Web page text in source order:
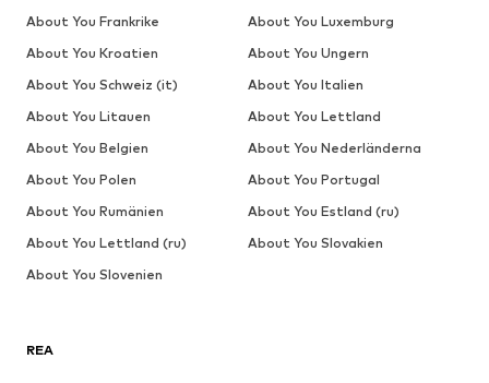
REA
About You Frankrike
About You Luxemburg
About You Kroatien
About You Ungern
About You Schweiz (it)
About You Italien
About You Litauen
About You Lettland
About You Belgien
About You Nederländerna
About You Polen
About You Portugal
About You Rumänien
About You Estland (ru)
About You Lettland (ru)
About You Slovakien
About You Slovenien